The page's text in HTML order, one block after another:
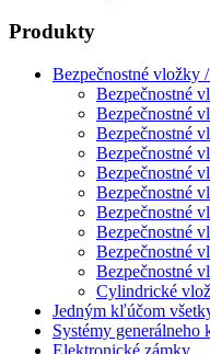
Produkty
Bezpečnostné vložky
Bezpečnostné
Bezpečnostné
Bezpečnostné
Bezpečnostné
Bezpečnostné
Bezpečnostné
Bezpečnostné
Bezpečnostné
Bezpečnostné
Bezpečnostné
Cylindrické
Jedným kľúčom
Systémy generálneho
Elektronické zámky